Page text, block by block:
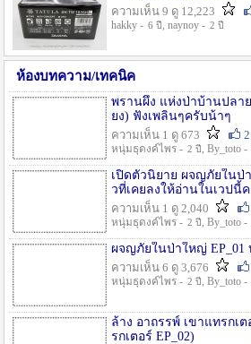
ความเห็น 9 ดู 12,223
hakky - 6 ปี , naynoy - 2 ปี
ห้องบทความ/เทคนิค
พรานผึ้ง แห่งป่าบ้านปลา
ยง) ฟังเพลินๆครับน้าๆ
ความเห็น 1 ดู 673
2
หนุ่มธุดงค์ไพร - 2 ปี , By_toto -
เปิดตัวนิยาย ผจญภัยในป่
วที่เคยลงให้อ่านในเวปนี้
ความเห็น 1 ดู 2,040
หนุ่มธุดงค์ไพร - 2 ปี , By_toto -
ผจญภัยในป่าใหญ่ EP_01
ความเห็น 6 ดู 3,676
หนุ่มธุดงค์ไพร - 2 ปี , By_toto -
ล้าง อาถรรพ์ เขาแทรกเ
รกเตอร์ EP_02)